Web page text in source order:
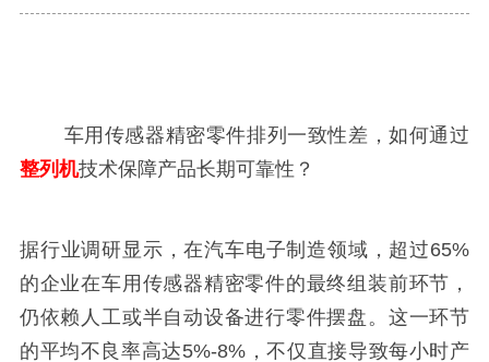
	车用传感器精密零件排列一致性差，如何通过
整列机
据行业调研显示，在汽车电子制造领域，超过65%
的企业在车用传感器精密零件的最终组装前环节，
仍依赖人工或半自动设备进行零件摆盘。这一环节
的平均不良率高达5%-8% ，不仅直接导致每小时产